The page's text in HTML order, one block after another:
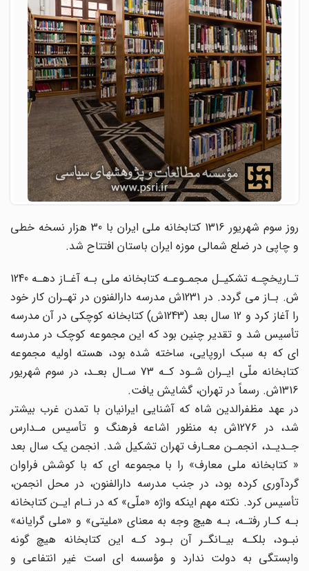
روز سوم شهریور 1316
کتابخانه ملی ایران با 30 هزار نسخه خطی
و چاپی در ضلع شمالی موزه ایران باستان افتتاح شد.
تـاریخچـه تشکیـل مجمـوعـه کتابخانه ملی بـه آغـاز دهـه 1240
ش. بـاز می گردد. در 1231ش مدرسه دارالفنون در تهـران کار خود
را آغاز کرد و 12 سال بعد (1243ش) کتابخانه کوچکی در آن مدرسه
تأسیس شد و تقدیر چنین بود که این مجموعه کوچک در مدرسه
ای که به سبک اروپایی، ساخته شده بود، هسته اولیه مجموعه
کتابخانه ملّی ایـران شـود کـه 73 سـال بعـد، در سوم شهریور
1316ش. رسماً در تهران، گشایش یافت.
در عهد مظفرالدین شاه که آشنایی ایرانیان با تمدن غرب بیشتر
شد، در 1276ش به منظور اشاعه فرهنگ و تأسیس مـدارس
جـدیـد، انجمـن معـارف تهران تشکیل شد. انجمن یک سال بعد
‌« کتابخانه ملی معارف» را با مجموعه ای که با کوشش فراوان
گردآوری کرده بود، در جنب مدرسه دارالفنون، در محل انجمن،
تأسیس کرد. نکته مهم اینکه واژه «ملّی» که در نـام ایـن کتابخانه
بـه کـار رفتـه، بـه هیچ وجه به معنای «ملیتی» و «ملی گرایانه»
نبـود، بلکـه بیـانگـر آن بـود کـه این کتابخانه هیچ گونه
وابستگی به دولت ندارد و مؤسسه ای است غیر انتفاعی و